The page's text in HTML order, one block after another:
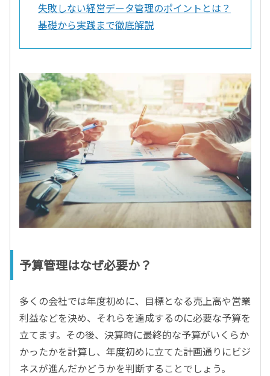
失敗しない経営データ管理のポイントとは？
基礎から実践まで徹底解説
予算管理はなぜ必要か？
多くの会社では年度初めに、目標となる売上高や営業
利益などを決め、それらを達成するのに必要な予算を
立てます。その後、決算時に最終的な予算がいくらか
かったかを計算し、年度初めに立てた計画通りにビジ
ネスが進んだかどうかを判断することでしょう。